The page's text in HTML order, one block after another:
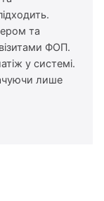
та
ФОП.
у системі.
лише